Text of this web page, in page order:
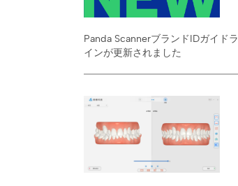
Panda ScannerブランドIDガイドラ
インが更新されました